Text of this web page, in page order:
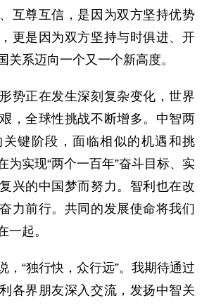
互尊互信，是因为双方坚持优势
更是因为双方坚持与时俱进、开
关系迈向一个又一个新高度。
正在发生深刻复杂变化，世界
，全球性挑战不断增多。中智两
关键阶段，面临相似的机遇和挑
为实现“两个一百年”奋斗目标、实
兴的中国梦而努力。智利也在改
力前行。共同的发展使命将我们
一起。
“独行快，众行远”。我期待通过
各界朋友深入交流，发扬中智关